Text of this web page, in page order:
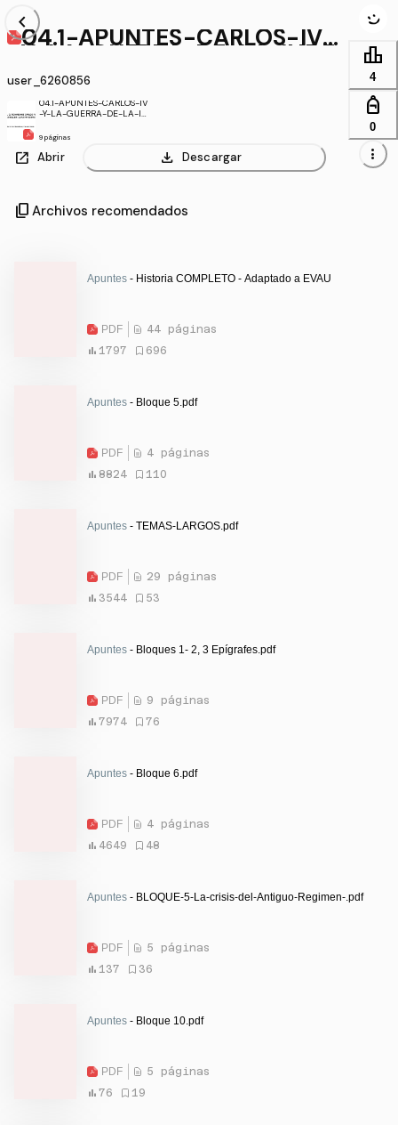
chevron_left
04.1-APUNTES-CARLOS-IV-
Y-LA-GUERRA-DE-LA-INDE
PENDENCIA.pdf
user_6260856
04.1-APUNTES-CARLOS-IV
-Y-LA-GUERRA-DE-LA-IN
9 páginas
open_in_new Abrir download Descargar
leaderboard
4
personal_bag
0
more_vert
content_copy Archivos recomendados
Apuntes - Historia COMPLETO - Adaptado a EVAU
PDF
44 páginas
1797
696
Apuntes - Bloque 5.pdf
PDF
4 páginas
8824
110
Apuntes - TEMAS-LARGOS.pdf
PDF
29 páginas
3544
53
Apuntes - Bloques 1- 2, 3 Epígrafes.pdf
PDF
9 páginas
7974
76
Apuntes - Bloque 6.pdf
PDF
4 páginas
4649
48
Apuntes - BLOQUE-5-La-crisis-del-Antiguo-Regimen-.pdf
PDF
5 páginas
137
36
Apuntes - Bloque 10.pdf
PDF
5 páginas
76
19